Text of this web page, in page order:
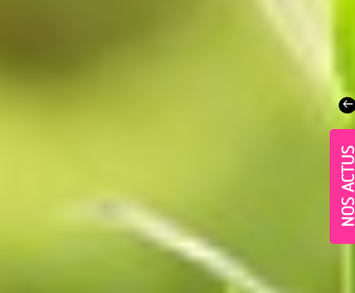
NOS
Village-Neuf - Appartements neufs résidence